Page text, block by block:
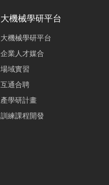
大機械學研平台
大機械學研平台
企業人才媒合
場域實習
互通合聘
產學研計畫
訓練課程開發